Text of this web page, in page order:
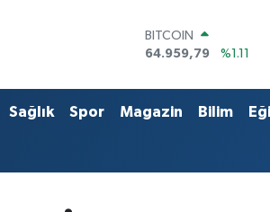
DOLAR
47,7436
%0.18
STERLİN
Sağlık Spor Magazin Bilim